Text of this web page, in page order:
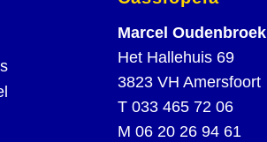
Marcel Oudenbroek
Het Hallehuis 69
3823 VH Amersfoort
T 033 465 72 06
M 06 20 26 94 61